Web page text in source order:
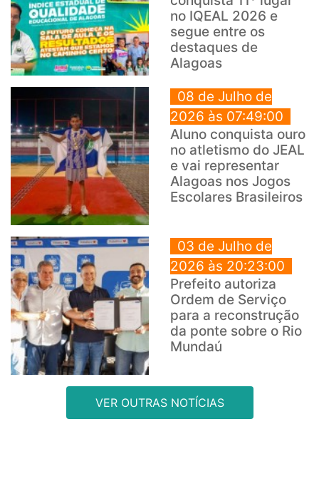
no IQEAL 2026 e
segue entre os
destaques de
Alagoas
08 de Julho de
2026 às 07:49:00
Aluno conquista ouro
no atletismo do JEAL
e vai representar
Alagoas nos Jogos
Escolares Brasileiros
03 de Julho de
2026 às 20:23:00
Prefeito autoriza
Ordem de Serviço
para a reconstrução
da ponte sobre o Rio
Mundaú
VER OUTRAS NOTÍCIAS